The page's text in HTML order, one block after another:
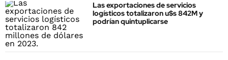
Las exportaciones de servicios
logísticos totalizaron u$s 842M y
podrían quintuplicarse